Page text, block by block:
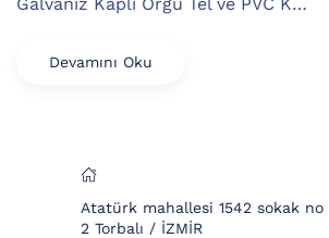
Devamını Oku
Atatürk mahallesi 1542 sokak no
2 Torbalı / İZMİR